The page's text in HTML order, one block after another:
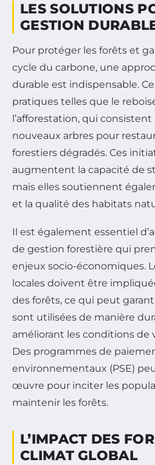
LES SOLUTIONS
GESTION
Pour protéger les forêts et
cycle du carbone, une
durable est indispensable.
pratiques telles que le
l’afforestation, qui
nouveaux arbres pour
forestiers dégradés. Ces
augmentent la capacité de
mais elles soutiennent
et la qualité des habitats
Il est également essentiel
de gestion forestière qui
enjeux socio-économiques.
locales doivent être
des forêts, ce qui peut
sont utilisées de manière
améliorant les conditions de
Des programmes de
environnementaux (PSE)
œuvre pour inciter les
maintenir les forêts.
L’IMPACT DES
CLIMAT GLOBAL